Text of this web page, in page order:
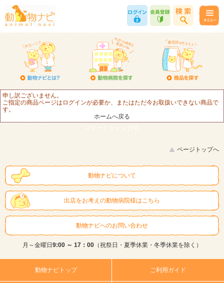
申し訳ございません。
ご指定の商品ページはログインが必要か、またはただ今お取扱いできない商品で
す。
ホームへ戻る
スマートフォン |
PC
ページトップへ
動物ナビについて
出店をお考えの動物病院様はこちら
動物ナビへのお問い合わせ
月～金曜日 9:00 ～ 17：00（祝祭日・夏季休業・冬季休業を除く）
動物ナビトップ ご利用ガイド